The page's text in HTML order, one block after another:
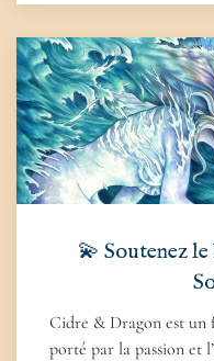
💫 Soutenez
Cidre & Dragon est un
porté par la passion et